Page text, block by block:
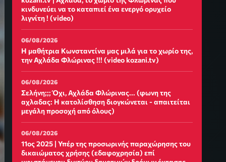
κινδυνεύει να το καταπιεί ένα ενεργό ορυχείο
λιγνίτη ! (video)
06/08/2026
Η μαθήτρια Κωνσταντίνα μας μιλά για το χωρίο της,
την Αχλάδα Φλώρινας !!! (video kozani.tv)
06/08/2026
Σελήνη;;; Όχι, Αχλάδα Φλώρινας... (φωνη της
αχλαδας: Η κατολίσθηση διογκώνεται - απαιτείται
μεγάλη προσοχή από όλους)
06/08/2026
11ος 2025 | Υπέρ της προσωρινής παραχώρησης του
δικαιώματος χρήσης (εδαφοχρησία) επί